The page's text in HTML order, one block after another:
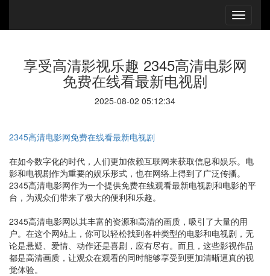
享受高清影视乐趣 2345高清电影网
免费在线看最新电视剧
2025-08-02 05:12:34
2345高清电影网免费在线看最新电视剧
在如今数字化的时代，人们更加依赖互联网来获取信息和娱乐。电
影和电视剧作为重要的娱乐形式，也在网络上得到了广泛传播。
2345高清电影网作为一个提供免费在线观看最新电视剧和电影的平
台，为观众们带来了极大的便利和乐趣。
2345高清电影网以其丰富的资源和高清的画质，吸引了大量的用
户。在这个网站上，你可以轻松找到各种类型的电影和电视剧，无
论是悬疑、爱情、动作还是喜剧，应有尽有。而且，这些影视作品
都是高清画质，让观众在观看的同时能够享受到更加清晰逼真的视
觉体验。